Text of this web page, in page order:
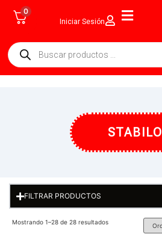
0
Iniciar Sesión
STABILO
FILTRAR PRODUCTOS
Mostrando 1–28 de 28 resultados